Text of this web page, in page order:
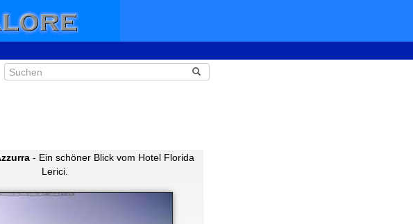
- Ein schöner Blick vom Hotel Florida
Lerici.